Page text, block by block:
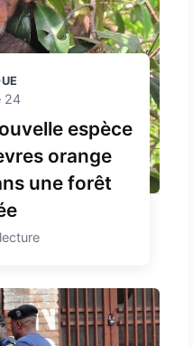
24
espèce
orange
une forêt